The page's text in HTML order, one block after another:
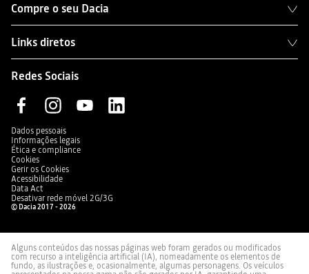
Compre o seu Dacia
Links diretos
Redes Sociais
Dados pessoais
Informações legais
Ética e compliance
Cookies
Gerir os Cookies
Acessibilidade
Data Act
Desativar rede móvel 2G/3G
© Dacia 2017 - 2026
Alguns conteúdos das nossas páginas web foram gerados ou modificados
com recurso a inteligência artificial (IA), nomeadamente os elementos de
fundo, as ilustrações e, ocasionalmente, algumas personagens. Os veículos